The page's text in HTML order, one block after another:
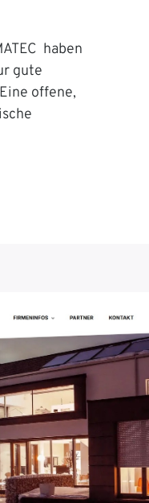
haben
gute
offene,